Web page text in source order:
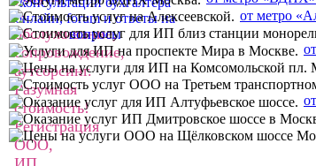
от метро